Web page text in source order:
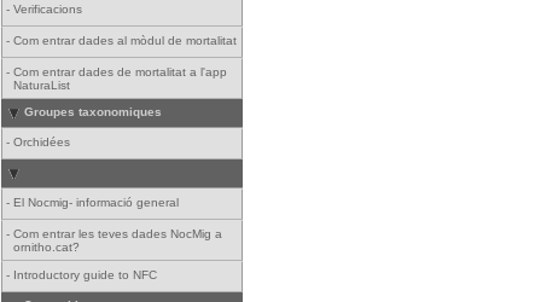
- Verificacions
- Com entrar dades al mòdul de mortalitat
- Com entrar dades de mortalitat a l'app
NaturaList
Groupes taxonomiques
- Orchidées
- El Nocmig- informació general
- Com entrar les teves dades NocMig a
ornitho.cat?
- Introductory guide to NFC